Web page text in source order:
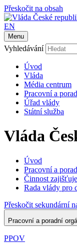
Přeskočit na obsah
EN
Menu
Vyhledávání
Úvod
Vláda
Média centrum
Pracovní a
Úřad vlády
Státní služba
Vláda
Úvod
Pracovní a
Činnost
Rada vlády pro
Přeskočit sekundární
Pracovní a poradní
PPOV